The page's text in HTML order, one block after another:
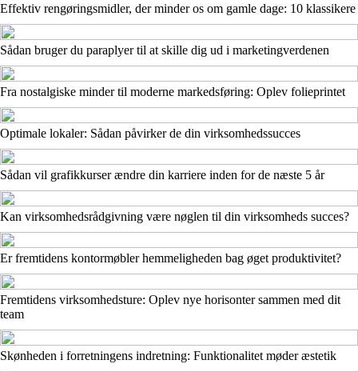
Effektiv rengøringsmidler, der minder os om gamle dage: 10 klassikere
Sådan bruger du paraplyer til at skille dig ud i marketingverdenen
Fra nostalgiske minder til moderne markedsføring: Oplev folieprintet
Optimale lokaler: Sådan påvirker de din virksomhedssucces
Sådan vil grafikkurser ændre din karriere inden for de næste 5 år
Kan virksomhedsrådgivning være nøglen til din virksomheds succes?
Er fremtidens kontormøbler hemmeligheden bag øget produktivitet?
Fremtidens virksomhedsture: Oplev nye horisonter sammen med dit
team
Skønheden i forretningens indretning: Funktionalitet møder æstetik